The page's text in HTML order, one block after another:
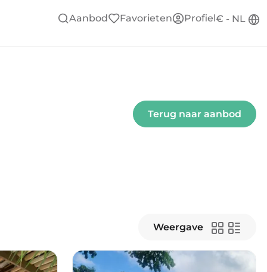
Aanbod Favorieten Profiel € - NL
Terug naar aanbod
Weergave